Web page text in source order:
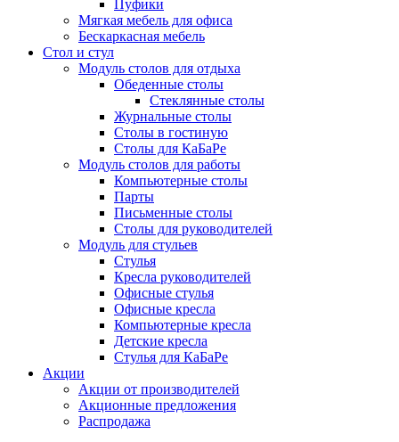
Пуфики
Мягкая мебель для офиса
Бескаркасная мебель
Стол и стул
Модуль столов для отдыха
Обеденные столы
Стеклянные столы
Журнальные столы
Столы в гостиную
Столы для КаБаРе
Модуль столов для работы
Компьютерные столы
Парты
Письменные столы
Столы для руководителей
Модуль для стульев
Стулья
Кресла руководителей
Офисные стулья
Офисные кресла
Компьютерные кресла
Детские кресла
Стулья для КаБаРе
Акции
Акции от производителей
Акционные предложения
Распродажа